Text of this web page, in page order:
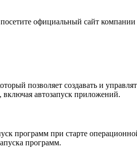
официальный сайт
позволяет создавать и
автозапуск приложений.
программ при старте
программ.